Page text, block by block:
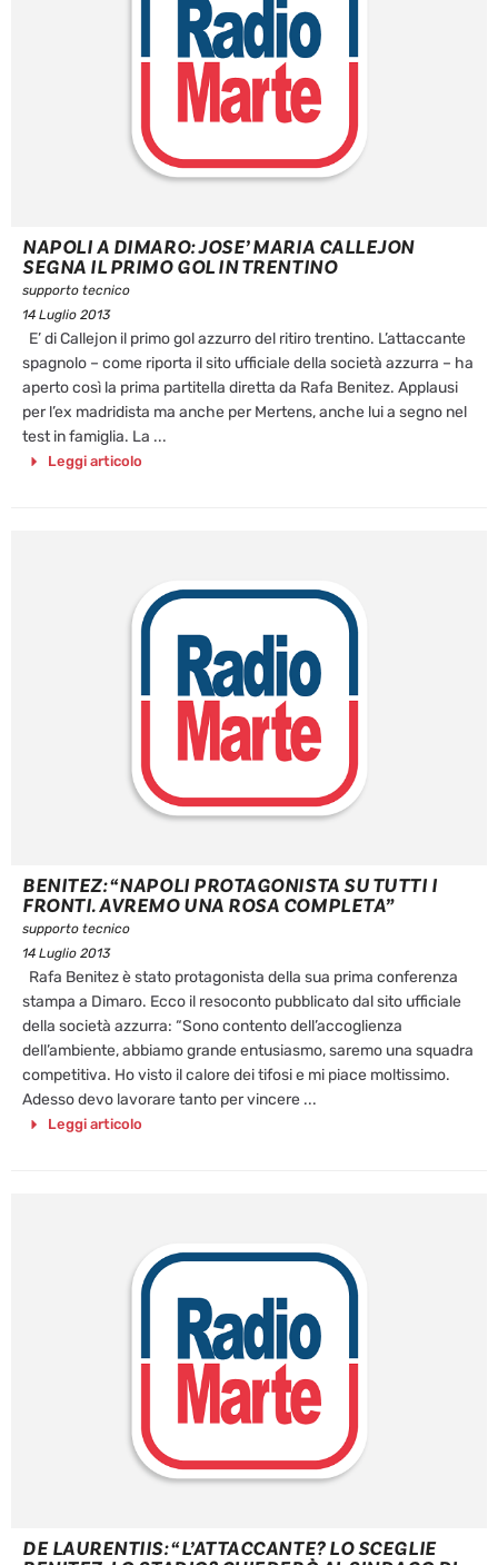
NAPOLI A DIMARO: JOSE’ MARIA CALLEJON
SEGNA IL PRIMO GOL IN TRENTINO
supporto tecnico
14 Luglio 2013
E’ di Callejon il primo gol azzurro del ritiro trentino. L’attaccante
spagnolo – come riporta il sito ufficiale della società azzurra – ha
aperto così la prima partitella diretta da Rafa Benitez. Applausi
per l’ex madridista ma anche per Mertens, anche lui a segno nel
test in famiglia. La ...
Leggi articolo
BENITEZ: “NAPOLI PROTAGONISTA SU TUTTI I
FRONTI. AVREMO UNA ROSA COMPLETA”
supporto tecnico
14 Luglio 2013
Rafa Benitez è stato protagonista della sua prima conferenza
stampa a Dimaro. Ecco il resoconto pubblicato dal sito ufficiale
della società azzurra: “Sono contento dell’accoglienza
dell’ambiente, abbiamo grande entusiasmo, saremo una squadra
competitiva. Ho visto il calore dei tifosi e mi piace moltissimo.
Adesso devo lavorare tanto per vincere ...
Leggi articolo
DE LAURENTIIS: “L’ATTACCANTE? LO SCEGLIE